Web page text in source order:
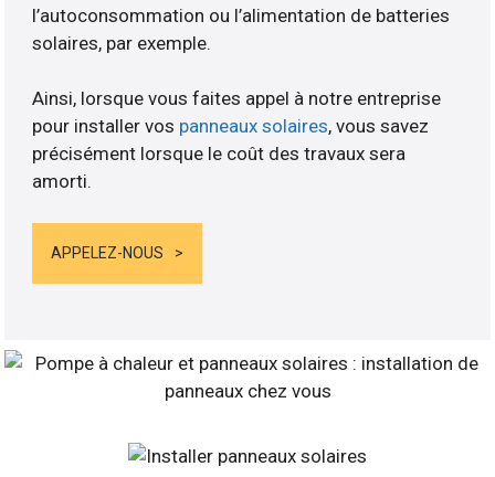
l’autoconsommation ou l’alimentation de batteries
solaires, par exemple.
Ainsi, lorsque vous faites appel à notre entreprise
pour installer vos panneaux solaires, vous savez
précisément lorsque le coût des travaux sera
amorti.
APPELEZ-NOUS